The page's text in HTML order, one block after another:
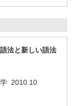
法と新しい語法
学 2010.10